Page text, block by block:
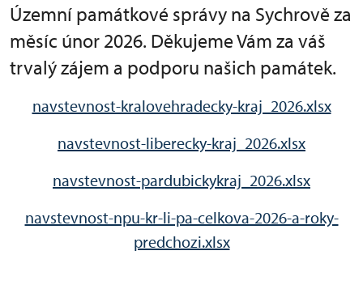
Územní památkové správy na Sychrově za
měsíc únor 2026. Děkujeme Vám za váš
trvalý zájem a podporu našich památek.
navstevnost-kralovehradecky-kraj_2026.xlsx
navstevnost-liberecky-kraj_2026.xlsx
navstevnost-pardubickykraj_2026.xlsx
navstevnost-npu-kr-li-pa-celkova-2026-a-roky-
predchozi.xlsx